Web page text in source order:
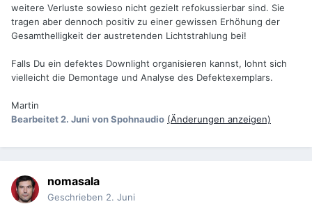
weitere Verluste sowieso nicht gezielt refokussierbar sind. Sie
tragen aber dennoch positiv zu einer gewissen Erhöhung der
Gesamthelligkeit der austretenden Lichtstrahlung bei!
Falls Du ein defektes Downlight organisieren kannst, lohnt sich
vielleicht die Demontage und Analyse des Defektexemplars.
Martin
Bearbeitet 2. Juni von Spohnaudio (Änderungen anzeigen)
nomasala
Geschrieben 2. Juni